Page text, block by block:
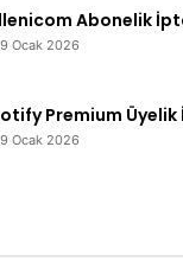
Abonelik
Ocak 2026
Premium
Ocak 2026